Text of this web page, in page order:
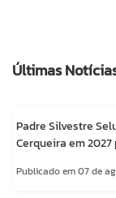
Últimas
Padre Silvestre
Cerqueira em
Publicado em 07 de